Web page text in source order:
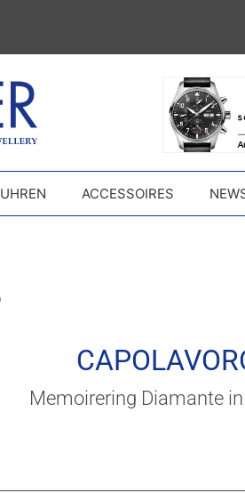
UHREN ACCESSOIRES
Memoirering Diamante